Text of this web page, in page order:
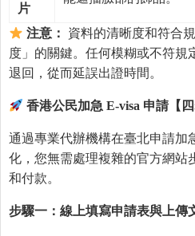
片
注意：
資料的清晰度和符合
度」的關鍵。任何模糊或不符規
退回，從而延誤出證時間。
香港公民加急 E-visa 申請【
通過專業代辦機構在臺北申請加
化，您無需處理複雜的官方網站
和付款。
步驟一：線上填寫申請表與上傳